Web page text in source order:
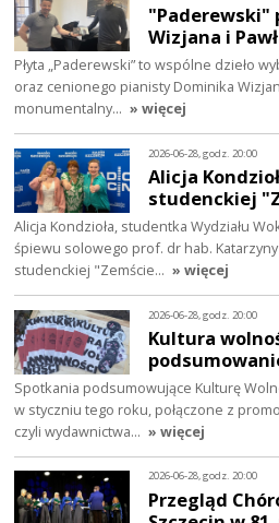
"Paderewski"
Wizjana i
Płyta „Paderewski” to wspólne dzieło
oraz cenionego pianisty Dominika
monumentalny… » więcej
2026-06-28, godz. 20:00
Alicja
studenckiej
Alicja Kondzioła, studentka Wydziału
śpiewu solowego prof. dr hab.
studenckiej "Zemście… » więcej
2026-06-28, godz. 20:00
Kultura
Spotkania podsumowujące Kulturę
w styczniu tego roku, połączone z
czyli wydawnictwa… » więcej
2026-06-28, godz. 20:00
Przegląd